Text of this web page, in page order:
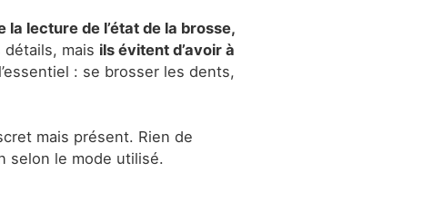
la lecture de l’état de la brosse,
mais ils évitent d’avoir à
: se brosser les dents,
mais présent. Rien de
selon le mode utilisé.